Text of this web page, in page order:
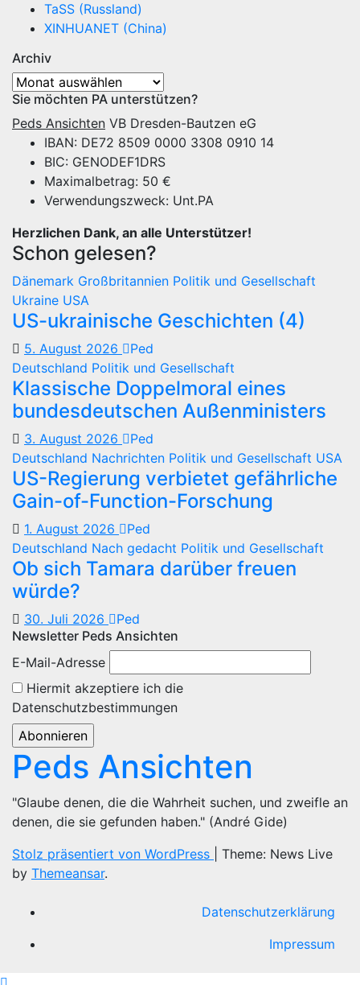
TaSS (Russland)
XINHUANET (China)
Archiv
Archiv
Sie möchten PA unterstützen?
Peds Ansichten VB Dresden-Bautzen eG
IBAN: DE72 8509 0000 3308 0910 14
BIC: GENODEF1DRS
Maximalbetrag: 50 €
Verwendungszweck: Unt.PA
Herzlichen Dank, an alle Unterstützer!
Schon gelesen?
Dänemark Großbritannien Politik und Gesellschaft
Ukraine USA
US-ukrainische Geschichten (4)
5. August 2026
Ped
Deutschland Politik und Gesellschaft
Klassische Doppelmoral eines
bundesdeutschen Außenministers
3. August 2026
Ped
Deutschland Nachrichten Politik und Gesellschaft USA
US-Regierung verbietet gefährliche
Gain-of-Function-Forschung
1. August 2026
Ped
Deutschland Nach gedacht Politik und Gesellschaft
Ob sich Tamara darüber freuen
würde?
30. Juli 2026
Ped
Newsletter Peds Ansichten
E-Mail-Adresse
Hiermit akzeptiere ich die
Datenschutzbestimmungen
Peds Ansichten
"Glaube denen, die die Wahrheit suchen, und zweifle an
denen, die sie gefunden haben." (André Gide)
Stolz präsentiert von WordPress
Theme: News Live
by Themeansar.
Datenschutzerklärung
Impressum